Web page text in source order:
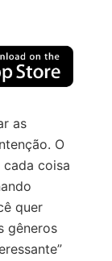
as
O
coisa
quer
gêneros